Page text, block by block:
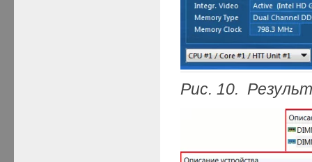
Рис. 10.